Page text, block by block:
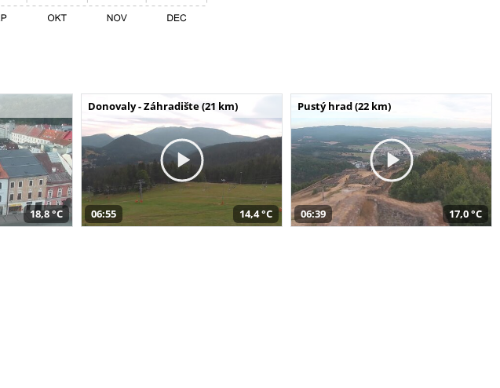
18,8 °C
Donovaly - Záhradište (21 km)
06:55 14,4 °C
Pustý hrad (22 km)
06:39 17,0 °C